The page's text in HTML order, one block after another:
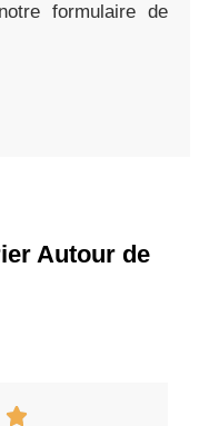
formulaire de
Autour de